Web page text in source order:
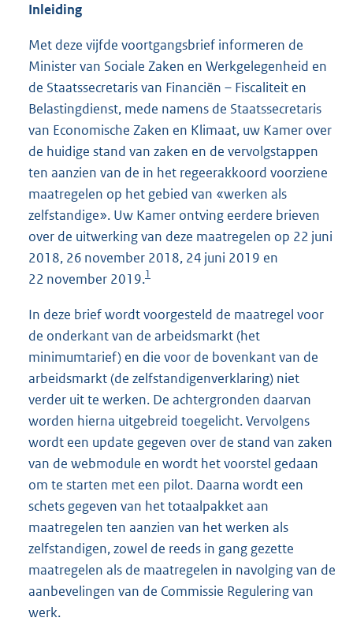
Inleiding
Met deze vijfde voortgangsbrief informeren de
Minister van Sociale Zaken en Werkgelegenheid en
de Staatssecretaris van Financiën – Fiscaliteit en
Belastingdienst, mede namens de Staatssecretaris
van Economische Zaken en Klimaat, uw Kamer over
de huidige stand van zaken en de vervolgstappen
ten aanzien van de in het regeerakkoord voorziene
maatregelen op het gebied van «werken als
zelfstandige». Uw Kamer ontving eerdere brieven
over de uitwerking van deze maatregelen op 22 juni
2018, 26 november 2018, 24 juni 2019 en
22 november 2019.1
In deze brief wordt voorgesteld de maatregel voor
de onderkant van de arbeidsmarkt (het
minimumtarief) en die voor de bovenkant van de
arbeidsmarkt (de zelfstandigenverklaring) niet
verder uit te werken. De achtergronden daarvan
worden hierna uitgebreid toegelicht. Vervolgens
wordt een update gegeven over de stand van zaken
van de webmodule en wordt het voorstel gedaan
om te starten met een pilot. Daarna wordt een
schets gegeven van het totaalpakket aan
maatregelen ten aanzien van het werken als
zelfstandigen, zowel de reeds in gang gezette
maatregelen als de maatregelen in navolging van de
aanbevelingen van de Commissie Regulering van
werk.